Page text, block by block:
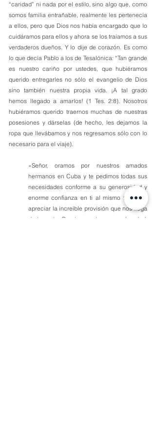
“caridad” ni nada por el estilo, sino algo que, como
somos familia entrañable, realmente les pertenecía
a ellos, pero que Dios nos había encargado que lo
cuidáramos para ellos y ahora se los traíamos a sus
verdaderos dueños. Y lo dije de corazón. Es como
lo que decía Pablo a los de Tesalónica: “Tan grande
es nuestro cariño por ustedes, que hubiéramos
querido entregarles no sólo el evangelio de Dios
sino también nuestra propia vida. ¡A tal grado
hemos llegado a amarlos! (1 Tes. 2:8). Nosotros
hubiéramos querido traernos muchas de nuestras
posesiones y dárselas (de hecho, les dejamos la
ropa que llevábamos y nos regresamos sólo con lo
necesario para el viaje).
«Señor, oramos por nuestros amados
hermanos en Cuba y te pedimos todas sus
necesidades conforme a su generosidad y
enorme confianza en ti al mismo tiempo a
apreciar la increíble provisión que nos llega
de tu parte. Gracias por tu enorme bondad,